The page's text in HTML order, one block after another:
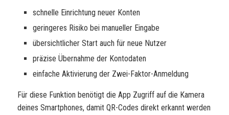
schnelle Einrichtung neuer Konten
geringeres Risiko bei manueller Eingabe
übersichtlicher Start auch für neue Nutzer
präzise Übernahme der Kontodaten
einfache Aktivierung der Zwei-Faktor-Anmeldung
Für diese Funktion benötigt die App Zugriff auf die Kamera
deines Smartphones, damit QR-Codes direkt erkannt werden